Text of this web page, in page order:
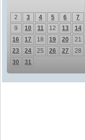
2
3 4 5 6 7
9
10 11 12 13 14
16
17 18 19 20 21
23
24 25 26 27 28
30
31